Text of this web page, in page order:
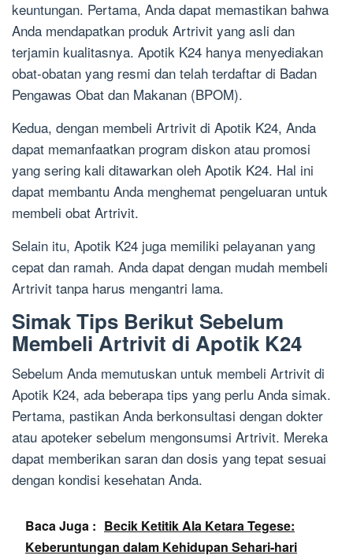
keuntungan. Pertama, Anda dapat memastikan bahwa
Anda mendapatkan produk Artrivit yang asli dan
terjamin kualitasnya. Apotik K24 hanya menyediakan
obat-obatan yang resmi dan telah terdaftar di Badan
Pengawas Obat dan Makanan (BPOM).
Kedua, dengan membeli Artrivit di Apotik K24, Anda
dapat memanfaatkan program diskon atau promosi
yang sering kali ditawarkan oleh Apotik K24. Hal ini
dapat membantu Anda menghemat pengeluaran untuk
membeli obat Artrivit.
Selain itu, Apotik K24 juga memiliki pelayanan yang
cepat dan ramah. Anda dapat dengan mudah membeli
Artrivit tanpa harus mengantri lama.
Simak Tips Berikut Sebelum
Membeli Artrivit di Apotik K24
Sebelum Anda memutuskan untuk membeli Artrivit di
Apotik K24, ada beberapa tips yang perlu Anda simak.
Pertama, pastikan Anda berkonsultasi dengan dokter
atau apoteker sebelum mengonsumsi Artrivit. Mereka
dapat memberikan saran dan dosis yang tepat sesuai
dengan kondisi kesehatan Anda.
Baca Juga : Becik Ketitik Ala Ketara Tegese:
Keberuntungan dalam Kehidupan Sehari-hari